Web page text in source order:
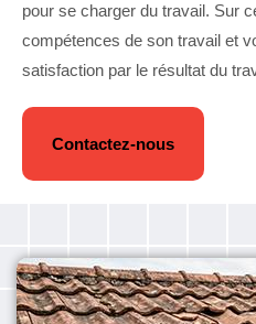
pour se charger du travail. Sur
compétences de son travail et
satisfaction par le résultat du
Contactez-nous